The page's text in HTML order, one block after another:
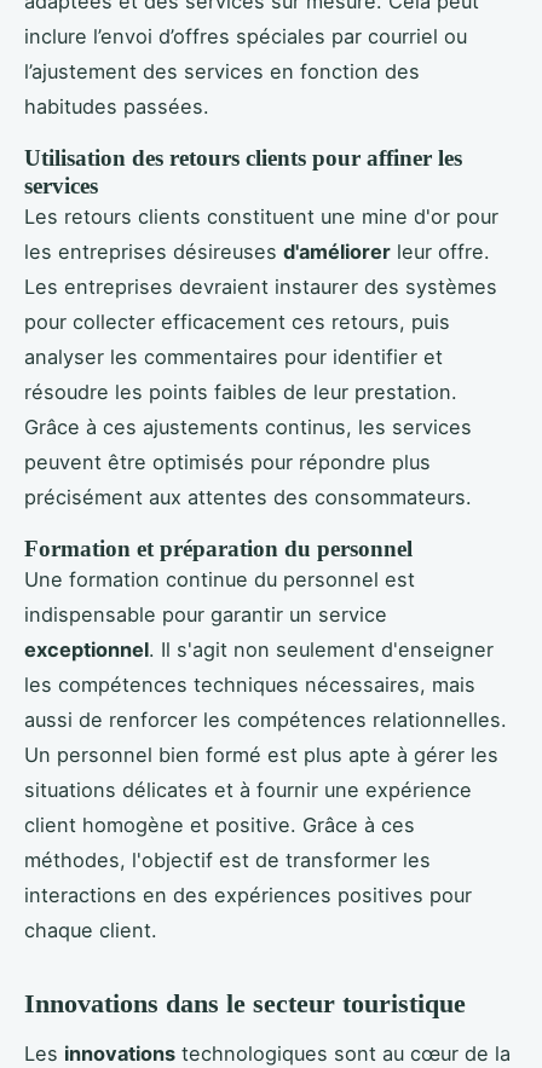
inclure l’envoi d’offres spéciales par courriel ou
l’ajustement des services en fonction des
habitudes passées.
Utilisation des retours clients pour affiner les
services
Les retours clients constituent une mine d'or pour
les entreprises désireuses d'améliorer leur offre.
Les entreprises devraient instaurer des systèmes
pour collecter efficacement ces retours, puis
analyser les commentaires pour identifier et
résoudre les points faibles de leur prestation.
Grâce à ces ajustements continus, les services
peuvent être optimisés pour répondre plus
précisément aux attentes des consommateurs.
Formation et préparation du personnel
Une formation continue du personnel est
indispensable pour garantir un service
exceptionnel. Il s'agit non seulement d'enseigner
les compétences techniques nécessaires, mais
aussi de renforcer les compétences relationnelles.
Un personnel bien formé est plus apte à gérer les
situations délicates et à fournir une expérience
client homogène et positive. Grâce à ces
méthodes, l'objectif est de transformer les
interactions en des expériences positives pour
chaque client.
Innovations dans le secteur touristique
Les innovations technologiques sont au cœur de la